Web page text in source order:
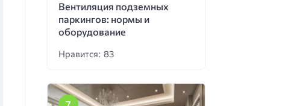
Вентиляция подземных
паркингов: нормы и
оборудование
Нравится: 83